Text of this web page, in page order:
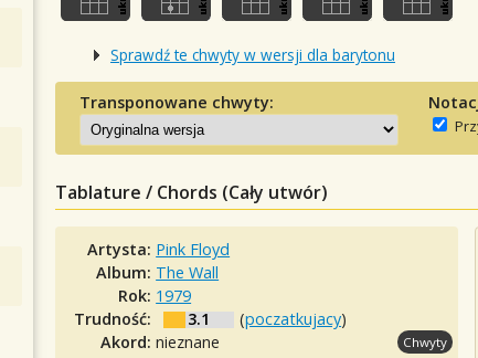
Sprawdź te chwyty w wersji dla barytonu
Transponowane chwyty:
Tablature / Chords (Cały utwór)
Artysta: Pink Floyd
Album: The Wall
Rok: 1979
Trudność:
3.1 (poczatkujacy)
Akord:nieznane Chwyty